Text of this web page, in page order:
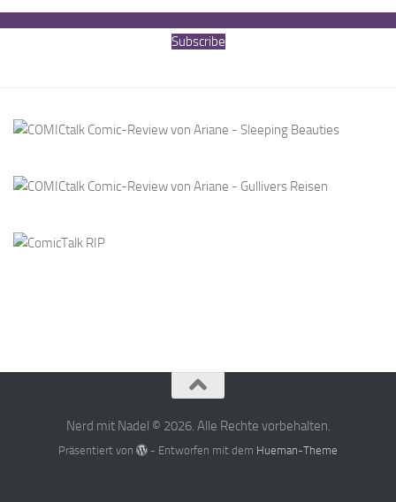
Subscribe
Nerd mit Nadel © 2026. Alle Rechte vorbehalten.
Präsentiert von - Entworfen mit dem Hueman-Theme